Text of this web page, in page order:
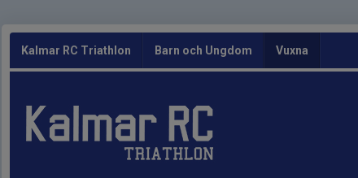
Kalmar RC Triathlon Barn och Ungdom Vuxna